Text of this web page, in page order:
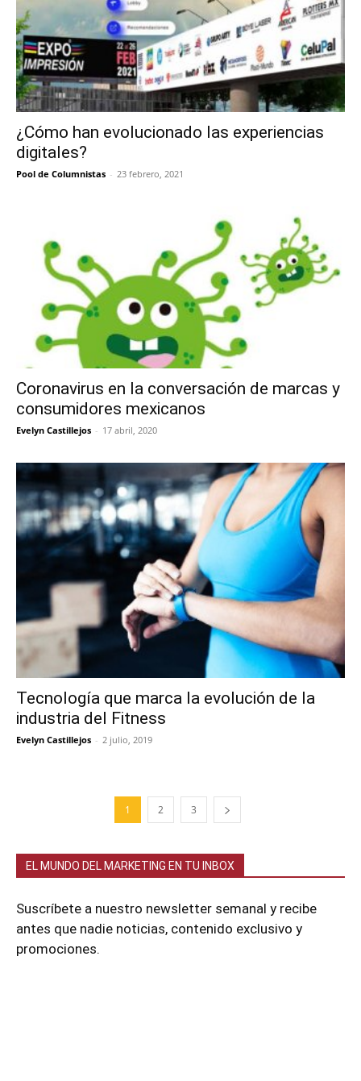
¿Cómo han evolucionado las experiencias
digitales?
Pool de Columnistas - 23 febrero, 2021
Coronavirus en la conversación de marcas y
consumidores mexicanos
Evelyn Castillejos - 17 abril, 2020
Tecnología que marca la evolución de la
industria del Fitness
Evelyn Castillejos - 2 julio, 2019
1 2 3
EL MUNDO DEL MARKETING EN TU INBOX
Suscríbete a nuestro newsletter semanal y recibe
antes que nadie noticias, contenido exclusivo y
promociones.